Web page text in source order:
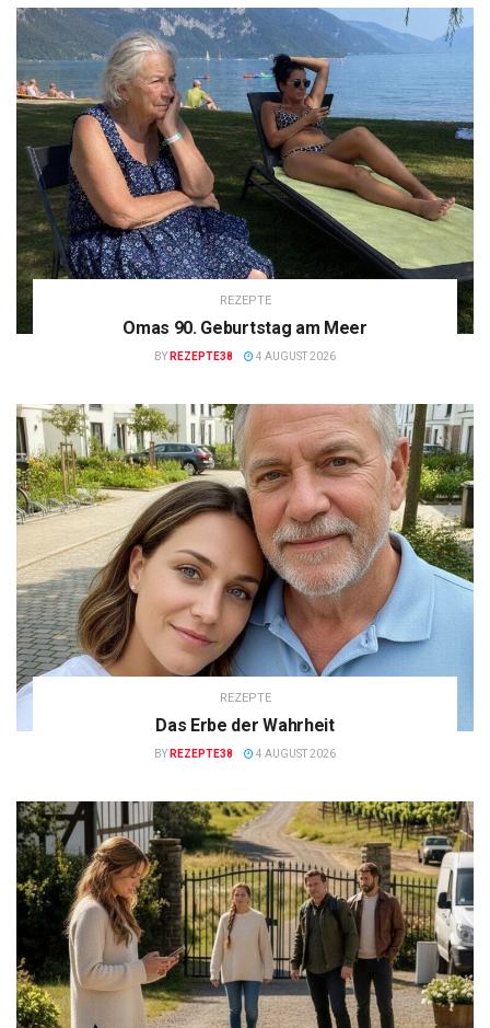
REZEPTE
Omas 90. Geburtstag am Meer
BY REZEPTE38 4 AUGUST 2026
REZEPTE
Das Erbe der Wahrheit
BY REZEPTE38 4 AUGUST 2026